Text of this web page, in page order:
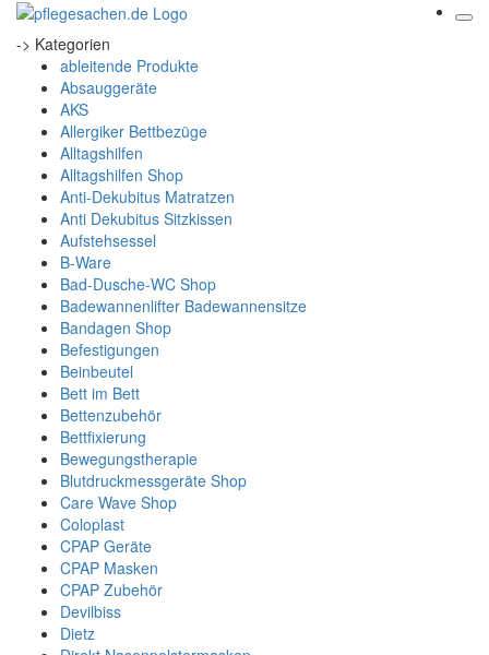
-> Kategorien
ableitende Produkte
Absauggeräte
AKS
Allergiker Bettbezüge
Alltagshilfen
Alltagshilfen Shop
Anti-Dekubitus Matratzen
Anti Dekubitus Sitzkissen
Aufstehsessel
B-Ware
Bad-Dusche-WC Shop
Badewannenlifter Badewannensitze
Bandagen Shop
Befestigungen
Beinbeutel
Bett im Bett
Bettenzubehör
Bettfixierung
Bewegungstherapie
Blutdruckmessgeräte Shop
Care Wave Shop
Coloplast
CPAP Geräte
CPAP Masken
CPAP Zubehör
Devilbiss
Dietz